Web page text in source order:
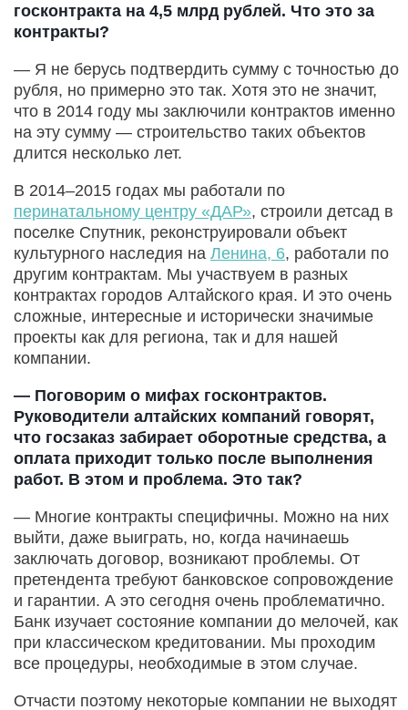
госконтракта на 4,5 млрд рублей. Что это за
контракты?
— Я не берусь подтвердить сумму с точностью до
рубля, но примерно это так. Хотя это не значит,
что в 2014 году мы заключили контрактов именно
на эту сумму — строительство таких объектов
длится несколько лет.
В 2014–2015 годах мы работали по
перинатальному центру «ДАР», строили детсад в
поселке Спутник, реконструировали объект
культурного наследия на Ленина, 6, работали по
другим контрактам. Мы участвуем в разных
контрактах городов Алтайского края. И это очень
сложные, интересные и исторически значимые
проекты как для региона, так и для нашей
компании.
— Поговорим о мифах госконтрактов.
Руководители алтайских компаний говорят,
что госзаказ забирает оборотные средства, а
оплата приходит только после выполнения
работ. В этом и проблема. Это так?
— Многие контракты специфичны. Можно на них
выйти, даже выиграть, но, когда начинаешь
заключать договор, возникают проблемы. От
претендента требуют банковское сопровождение
и гарантии. А это сегодня очень проблематично.
Банк изучает состояние компании до мелочей, как
при классическом кредитовании. Мы проходим
все процедуры, необходимые в этом случае.
Отчасти поэтому некоторые компании не выходят